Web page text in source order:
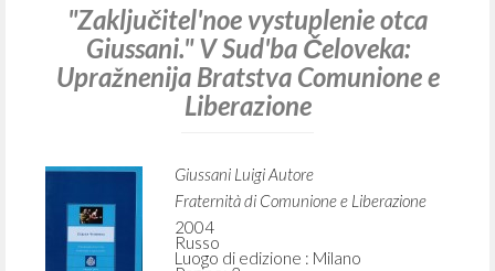
"Zaključitel'noe vystuplenie otca
Giussani." V Sud'ba Čeloveka:
Upražnenija Bratstva Comunione e
Liberazione
Giussani Luigi Autore
Fraternità di Comunione e Liberazione
2004
Russo
Luogo di edizione : Milano